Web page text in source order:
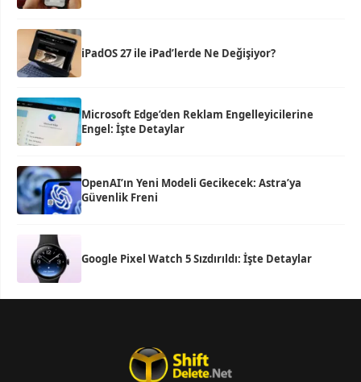
iPadOS 27 ile iPad’lerde Ne Değişiyor?
Microsoft Edge’den Reklam Engelleyicilerine
Engel: İşte Detaylar
OpenAI’ın Yeni Modeli Gecikecek: Astra’ya
Güvenlik Freni
Google Pixel Watch 5 Sızdırıldı: İşte Detaylar